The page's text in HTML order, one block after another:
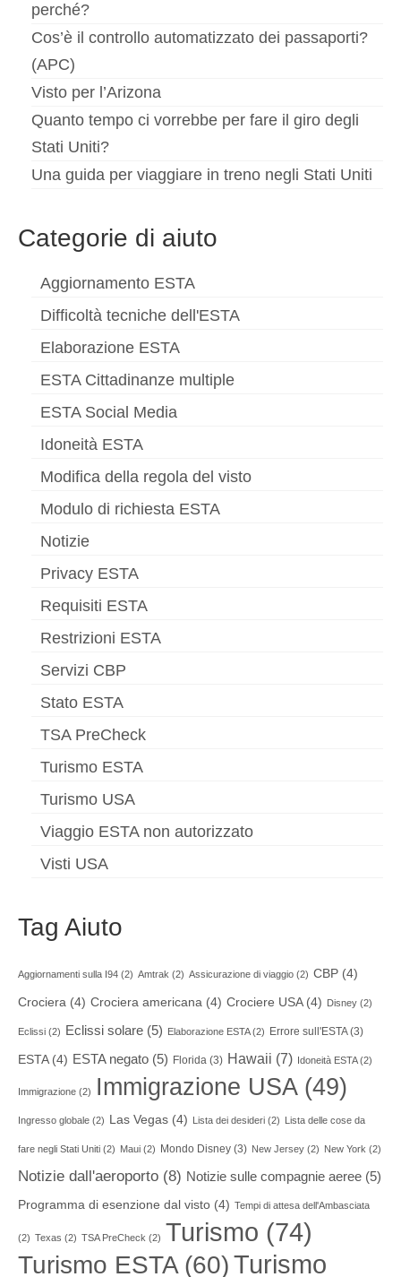
perché?
Cos’è il controllo automatizzato dei passaporti?
(APC)
Visto per l’Arizona
Quanto tempo ci vorrebbe per fare il giro degli
Stati Uniti?
Una guida per viaggiare in treno negli Stati Uniti
Categorie di aiuto
Aggiornamento ESTA
Difficoltà tecniche dell'ESTA
Elaborazione ESTA
ESTA Cittadinanze multiple
ESTA Social Media
Idoneità ESTA
Modifica della regola del visto
Modulo di richiesta ESTA
Notizie
Privacy ESTA
Requisiti ESTA
Restrizioni ESTA
Servizi CBP
Stato ESTA
TSA PreCheck
Turismo ESTA
Turismo USA
Viaggio ESTA non autorizzato
Visti USA
Tag Aiuto
Aggiornamenti sulla I94 (2) Amtrak (2) Assicurazione di viaggio (2) CBP (4)
Crociera (4) Crociera americana (4) Crociere USA(4) Disney (2)
Eclissi (2) Eclissi solare (5) Elaborazione ESTA(2) Errore sull'ESTA(3)
ESTA(4) ESTA negato (5) Florida (3) Hawaii (7) Idoneità ESTA(2)
Immigrazione (2) Immigrazione USA(49)
Ingresso globale (2) Las Vegas (4) Lista dei desideri (2) Lista delle cose da
fare negli Stati Uniti (2) Maui (2) Mondo Disney (3) New Jersey (2) New York (2)
Notizie dall'aeroporto (8) Notizie sulle compagnie aeree (5)
Programma di esenzione dal visto (4) Tempi di attesa dell'Ambasciata
(2) Texas (2) TSA PreCheck (2) Turismo (74)
Turismo ESTA(60)Turismo